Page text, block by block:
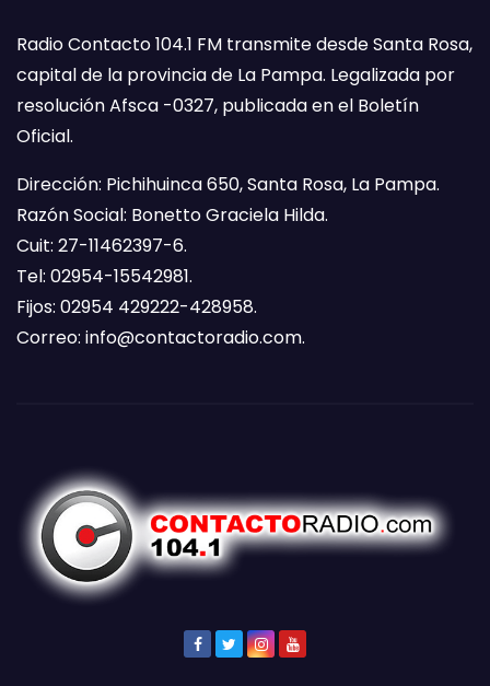
Radio Contacto 104.1 FM transmite desde Santa Rosa,
capital de la provincia de La Pampa. Legalizada por
resolución Afsca -0327, publicada en el Boletín
Oficial.
Dirección: Pichihuinca 650, Santa Rosa, La Pampa.
Razón Social: Bonetto Graciela Hilda.
Cuit: 27-11462397-6.
Tel: 02954-15542981.
Fijos: 02954 429222-428958.
Correo: info@contactoradio.com.